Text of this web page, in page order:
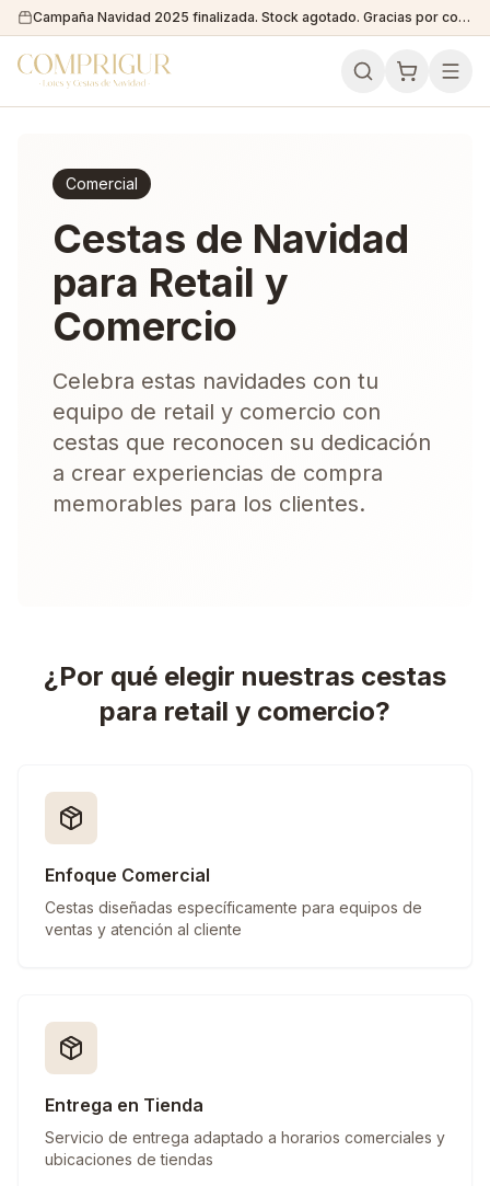
Campaña Navidad 2025 finalizada. Stock agotado. Gracias por confiar en nosotros!
Comercial
Cestas de Navidad
para Retail y
Comercio
Celebra estas navidades con tu
equipo de retail y comercio con
cestas que reconocen su dedicación
a crear experiencias de compra
memorables para los clientes.
¿Por qué elegir nuestras cestas
para retail y comercio?
Enfoque Comercial
Cestas diseñadas específicamente para equipos de
ventas y atención al cliente
Entrega en Tienda
Servicio de entrega adaptado a horarios comerciales y
ubicaciones de tiendas